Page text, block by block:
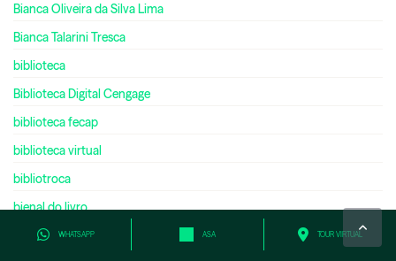
WHATSAPP ASA TOUR VIRTUAL
Bianca Oliveira da Silva Lima
Bianca Talarini Tresca
biblioteca
Biblioteca Digital Cengage
biblioteca fecap
biblioteca virtual
bibliotroca
bienal do livro
bilíngue